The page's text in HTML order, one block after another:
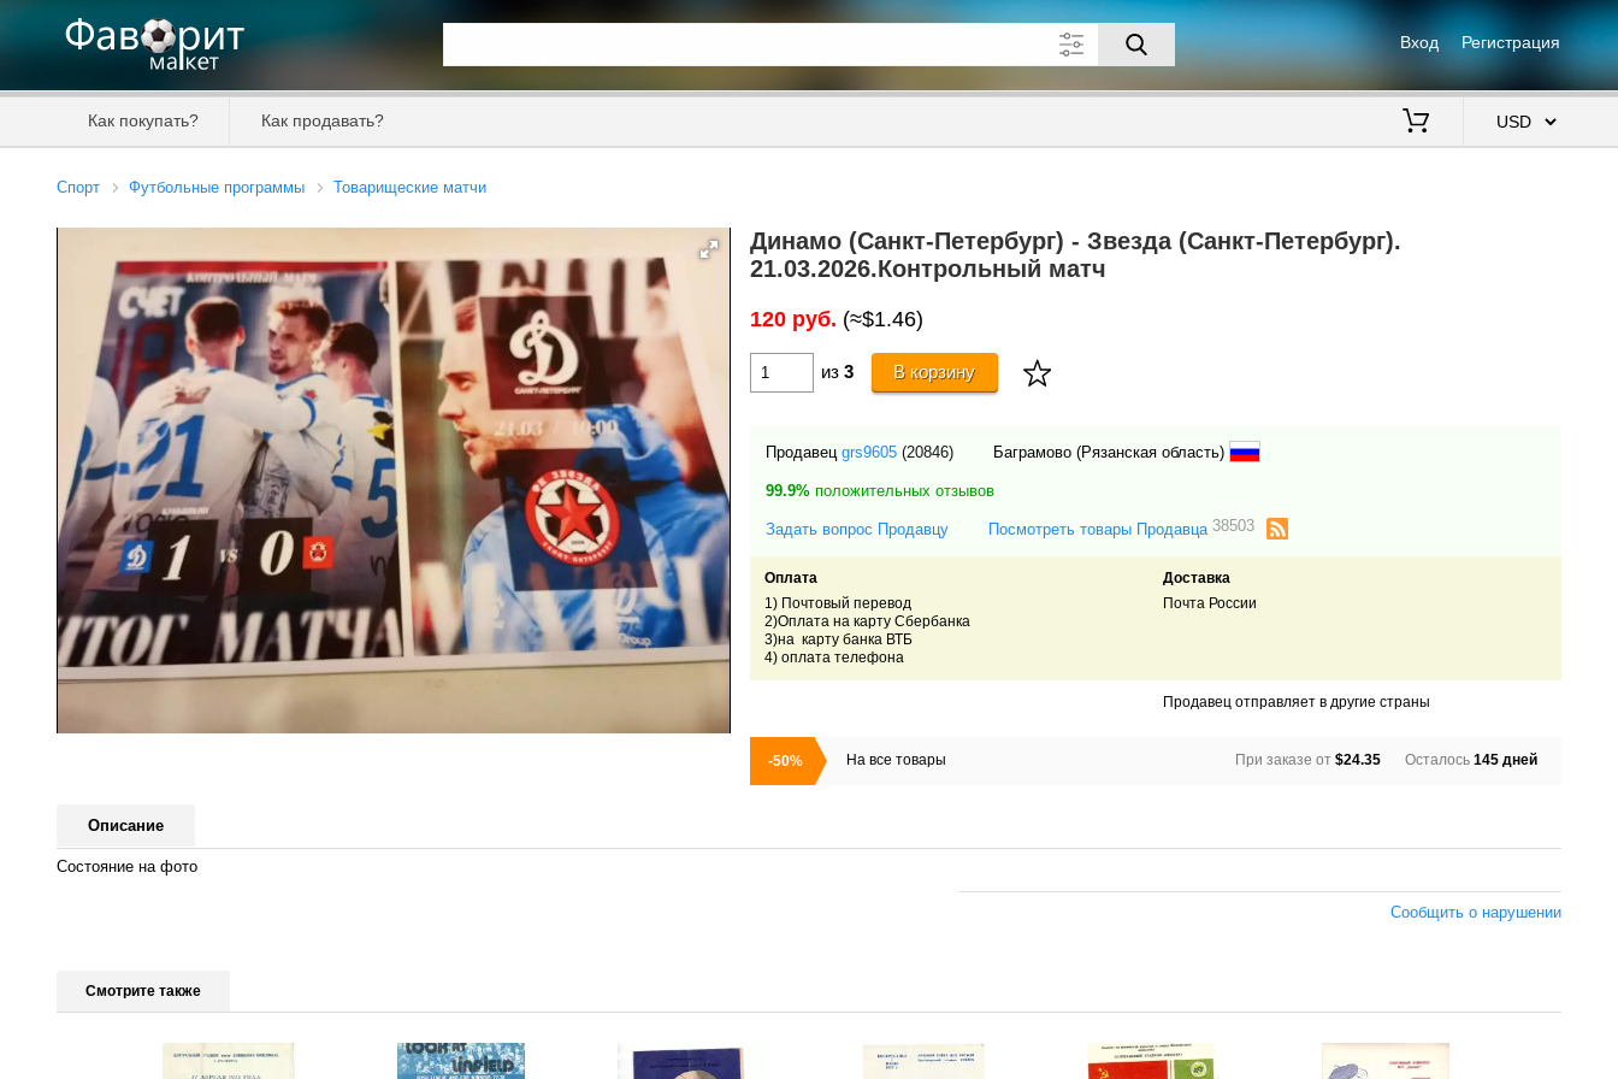
Вход Регистрация
Как покупать? Как продавать?
Спорт Футбольные программы Товарищеские матчи
Динамо (Санкт-Петербург) - Звезда (Санкт-Петербург).
21.03.2026.Контрольный матч
120 руб. (≈$1.46)
из3 В корзину
Продавец grs9605 (20846) Баграмово (Рязанская область)
99.9% положительных отзывов
Задать вопрос Продавцу Посмотреть товары Продавца 38503
Оплата
1) Почтовый перевод
2)Оплата на карту Сбербанка
3)на карту банка ВТБ
4) оплата телефона
Доставка
Почта России
Продавец отправляет в другие страны
-50% На все товары При заказе от $24.35 Осталось 145 дней
Описание
Состояние на фото
Сообщить о нарушении
Смотрите также